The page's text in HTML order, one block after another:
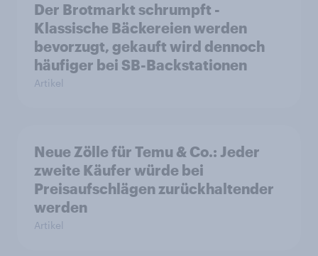
Der Brotmarkt schrumpft -
Klassische Bäckereien werden
bevorzugt, gekauft wird dennoch
häufiger bei SB-Backstationen
Artikel
Neue Zölle für Temu & Co.: Jeder
zweite Käufer würde bei
Preisaufschlägen zurückhaltender
werden
Artikel